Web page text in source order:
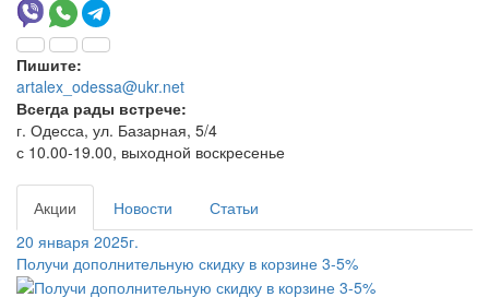
Пишите:
artalex_odessa@ukr.net
Всегда рады встрече:
г. Одесса, ул. Базарная, 5/4
с 10.00-19.00, выходной воскресенье
Акции Новости
Статьи
20 января 2025г.
Получи дополнительную скидку в корзине 3-5%